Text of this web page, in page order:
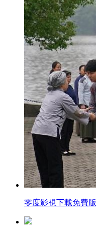
零度影視下載免費版